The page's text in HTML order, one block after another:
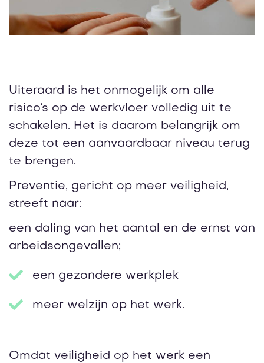
Uiteraard is het onmogelijk om alle
risico’s op de werkvloer volledig uit te
schakelen. Het is daarom belangrijk om
deze tot een aanvaardbaar niveau terug
te brengen.
Preventie, gericht op meer veiligheid,
streeft naar:
een daling van het aantal en de ernst van
arbeidsongevallen;
een gezondere werkplek
meer welzijn op het werk.
Omdat veiligheid op het werk een